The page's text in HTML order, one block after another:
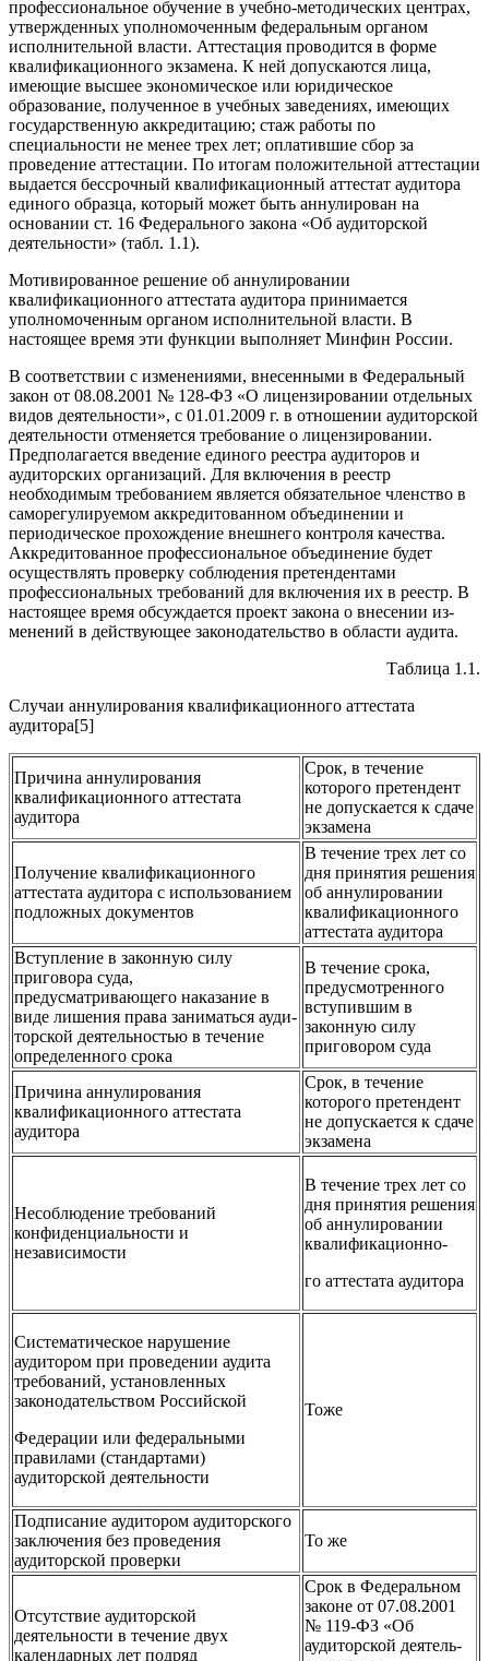
профессиональное обучение в учебно-методических центрах,
утвержденных уполномоченным федеральным органом
исполнитель­ной власти. Аттестация проводится в форме
квалификационного экза­мена. К ней допускаются лица,
имеющие высшее экономическое или юридическое
образование, полученное в учебных заведениях, имеющих
государственную аккредитацию; стаж работы по
специальности не ме­нее трех лет; оплатившие сбор за
проведение аттестации. По итогам положительной аттестации
выдается бессрочный квалификационный аттестат аудитора
единого образца, который может быть аннулирован на
основании ст. 16 Федерального закона «Об аудиторской
деятель­ности» (табл. 1.1).
Мотивированное решение об аннулировании
квалификационно­го аттестата аудитора принимается
уполномоченным органом испол­нительной власти. В
настоящее время эти функции выполняет Мин­фин России.
В соответствии с изменениями, внесенными в Федеральный
закон от 08.08.2001 № 128-ФЗ «О лицензировании отдельных
видов деятель­ности», с 01.01.2009 г. в отношении аудиторской
деятельности отме­няется требование о лицензировании.
Предполагается введение еди­ного реестра аудиторов и
аудиторских организаций. Для включения в реестр
необходимым требованием является обязательное членство в
саморегулируемом аккредитованном объединении и
периодическое прохождение внешнего контроля качества.
Аккредитованное професси­ональное объединение будет
осуществлять проверку соблюдения претендентами
профессиональных требований для включения их в реестр. В
настоящее время обсуждается проект закона о внесении из­
менений в действующее законодательство в области аудита.
Таблица 1.1.
Случаи аннулирования квалификационного аттестата
аудитора[5]
Причина аннулирования
квалификационного аттестата
аудитора
Срок, в течение
которого претендент
не допускается к сдаче
экзамена
Получение квалификационного
аттестата аудитора с использованием
подложных документов
В течение трех лет со
дня принятия реше­ния
об аннулировании
квалификационно­го
аттестата аудитора
Вступление в законную силу
приговора суда,
предусматривающего наказание в
виде лишения права заниматься ауди­
торской деятельностью в течение
опреде­ленного срока
В течение срока,
предусмотренного
всту­пившим в
законную силу
приговором суда
Причина аннулирования
квалификационного аттестата
аудитора
Срок, в течение
которого претендент
не допускается к сдаче
экзамена
Несоблюдение требований
конфиденци­альности и
независимости
В течение трех лет со
дня принятия реше­ния
об аннулировании
квалификационно-
го аттестата аудитора
Систематическое нарушение
аудитором при проведении аудита
требований, уста­новленных
законодательством Российской
Федерации или федеральными
правилами (стандартами)
аудиторской деятельности
Тоже
Подписание аудитором аудиторского
заключения без проведения
аудиторской проверки
То же
Отсутствие аудиторской
деятельности в течение двух
календарных лет подряд
Срок в Федеральном
законе от 07.08.2001
№ 119-ФЗ «Об
аудиторской деятель­